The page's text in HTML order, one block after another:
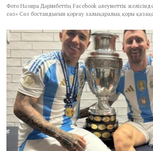
Фото Нәзира Дәрімбеттің Facebook әлеуметтік
сөз» Сөз бостандығын қорғау халықаралық қоры